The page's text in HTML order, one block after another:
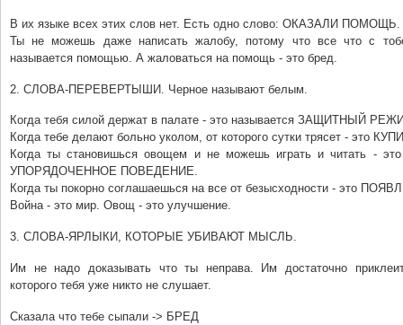
В их языке всех этих слов нет. Есть одно слово: ОКАЗАЛИ ПОМОЩЬ.
Ты не можешь даже написать жалобу, потому что все что с
называется помощью. А жаловаться на помощь - это бред.
2. СЛОВА-ПЕРЕВЕРТЫШИ. Черное называют белым.
Когда тебя силой держат в палате - это называется ЗАЩИТНЫЙ
Когда тебе делают больно уколом, от которого сутки трясет - это
Когда ты становишься овощем и не можешь играть и читать -
УПОРЯДОЧЕННОЕ ПОВЕДЕНИЕ.
Когда ты покорно соглашаешься на все от безысходности - это
Война - это мир. Овощ - это улучшение.
3. СЛОВА-ЯРЛЫКИ, КОТОРЫЕ УБИВАЮТ МЫСЛЬ.
Им не надо доказывать что ты неправа. Им достаточно
которого тебя уже никто не слушает.
Сказала что тебе сыпали -> БРЕД